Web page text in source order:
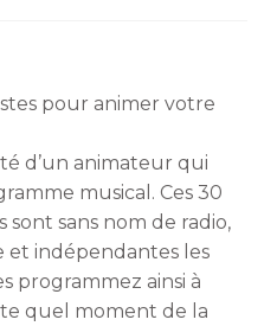
pour animer votre
d’un animateur qui
musical. Ces 30
sont sans nom de radio,
et indépendantes les
programmez ainsi à
quel moment de la